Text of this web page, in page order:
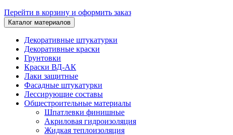
Перейти в корзину и оформить заказ
Каталог материалов
Декоративные штукатурки
Декоративные краски
Грунтовки
Краски ВД-АК
Лаки защитные
Фасадные штукатурки
Лессирующие составы
Общестроительные материалы
Шпатлевки финишные
Акриловая гидроизоляция
Жидкая теплоизоляция